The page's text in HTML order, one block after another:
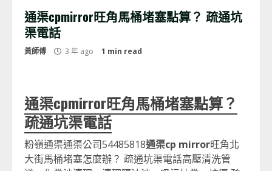
通渠cpmirror旺角馬桶堵塞點算？ 疏通坑
渠電話
黃師傅 3 年 ago 1 min read
通渠cpmirror旺角馬桶堵塞點算？
疏通坑渠電話
粉嶺通渠通渠公司54485818通渠cp mirror旺角北
大街馬桶堵塞怎麼辦？ 疏通坑渠電話高壓清洗管